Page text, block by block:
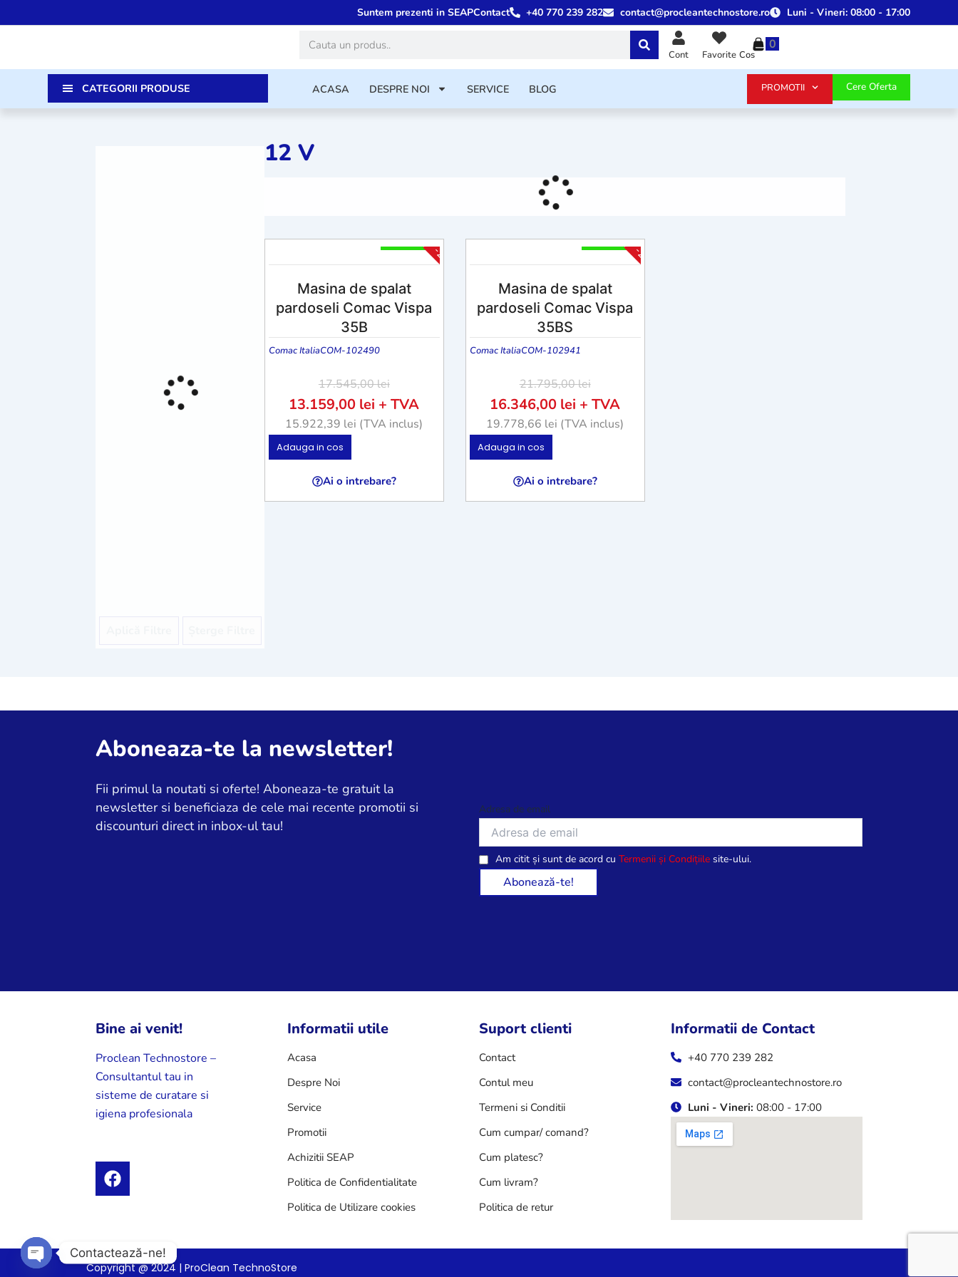
to
+40 770 239 282 contact@procleantechnostore.ro Luni - Vineri:08:00 - 17:00
Suntem prezenti in SEAPContact
Cont Favorite
0
Cos
CATEGORII PRODUSE ACASA DESPRE NOI SERVICE BLOG Cere Oferta
PROMOTII
12 V
2 - 4 Săpt
-25%
Masina de spalat
pardoseli Comac Vispa
35B
Comac ItaliaCOM-102490
17.545,00lei
13.159,00 lei + TVA
15.922,39 lei (TVA inclus)
Adauga in cos
Ai o intrebare?
2 - 4 Săpt
-25%
Masina de spalat
pardoseli Comac Vispa
35BS
Comac ItaliaCOM-102941
21.795,00lei
16.346,00 lei + TVA
19.778,66 lei (TVA inclus)
Adauga in cos
Ai o intrebare?
Aboneaza-te la newsletter!
Fii primul la noutati si oferte! Aboneaza-te gratuit la
newsletter si beneficiaza de cele mai recente promotii si
discounturi direct in inbox-ul tau!
Adresa de email
Am citit și sunt de acord cu Termenii și Condițiile site-ului.
Bine ai venit!
Proclean Technostore –
Consultantul tau in
sisteme de curatare si
igiena profesionala
F
a
c
o
o
Informatii utile
Acasa
Despre Noi
Service
Promotii
Achizitii SEAP
Politica de Confidentialitate
Politica de Utilizare cookies
Suport clienti
Contact
Contul meu
Termeni si Conditii
Cum cumpar/ comand?
Cum platesc?
Cum livram?
Politica de retur
Informatii de Contact
+40 770 239 282
contact@procleantechnostore.ro
Luni - Vineri: 08:00 - 17:00
Copyright @ 2024 | ProClean TechnoStore
Contactează-ne!
Open chaty